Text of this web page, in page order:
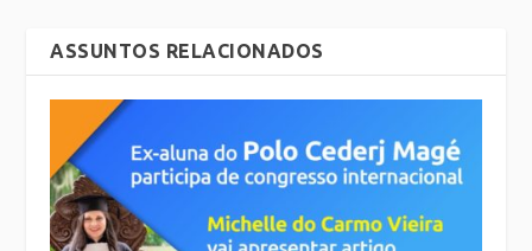
ASSUNTOS RELACIONADOS